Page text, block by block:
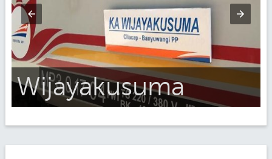
Wijayakusuma